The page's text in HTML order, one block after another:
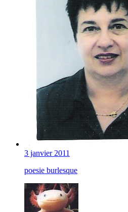
3 janvier 2011
poesie burlesque